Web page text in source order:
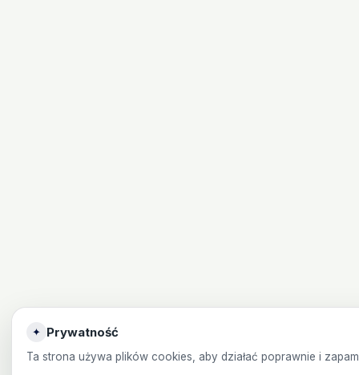
✦ Prywatność
Ta strona używa plików cookies, aby działać poprawnie i